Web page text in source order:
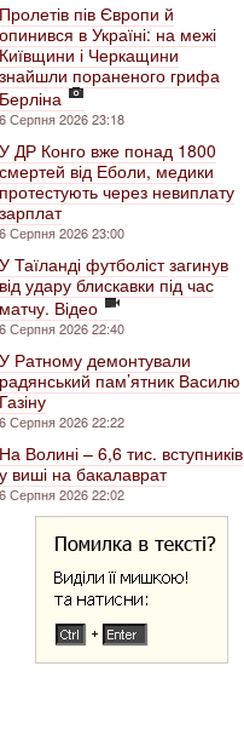
Пролетів пів Європи й
опинився в Україні: на межі
Київщини і Черкащини
знайшли пораненого грифа
Берліна
6 Серпня 2026 23:18
У ДР Конго вже понад 1800
смертей від Еболи, медики
протестують через невиплату
зарплат
6 Серпня 2026 23:00
У Таїланді футболіст загинув
від удару блискавки під час
матчу. Відео
6 Серпня 2026 22:40
У Ратному демонтували
радянський пам’ятник Василю
Газіну
6 Серпня 2026 22:22
На Волині – 6,6 тис. вступників
у виші на бакалаврат
6 Серпня 2026 22:02